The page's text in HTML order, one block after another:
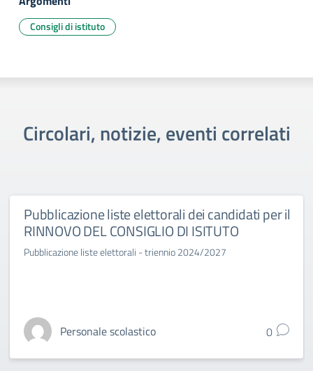
Consigli di istituto
Circolari, notizie, eventi correlati
Pubblicazione liste elettorali dei candidati per il
RINNOVO DEL CONSIGLIO DI ISITUTO
Pubblicazione liste elettorali - triennio 2024/2027
Personale scolastico 0